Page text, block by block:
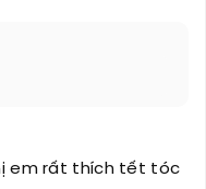
em rất thích tết tóc